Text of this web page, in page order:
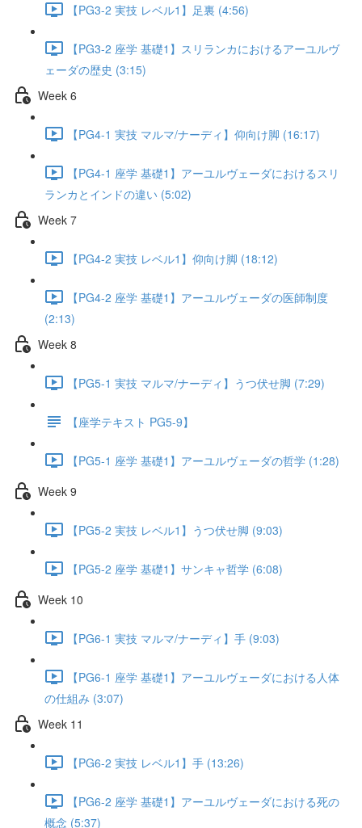
【PG3-2 実技 レベル1】足裏 (4:56)
【PG3-2 座学 基礎1】スリランカにおけるアーユルヴ
ェーダの歴史 (3:15)
Week 6
【PG4-1 実技 マルマ/ナーディ】仰向け脚 (16:17)
【PG4-1 座学 基礎1】アーユルヴェーダにおけるスリ
ランカとインドの違い (5:02)
Week 7
【PG4-2 実技 レベル1】仰向け脚 (18:12)
【PG4-2 座学 基礎1】アーユルヴェーダの医師制度
(2:13)
Week 8
【PG5-1 実技 マルマ/ナーディ】うつ伏せ脚 (7:29)
【座学テキスト PG5-9】
【PG5-1 座学 基礎1】アーユルヴェーダの哲学 (1:28)
Week 9
【PG5-2 実技 レベル1】うつ伏せ脚 (9:03)
【PG5-2 座学 基礎1】サンキャ哲学 (6:08)
Week 10
【PG6-1 実技 マルマ/ナーディ】手 (9:03)
【PG6-1 座学 基礎1】アーユルヴェーダにおける人体
の仕組み (3:07)
Week 11
【PG6-2 実技 レベル1】手 (13:26)
【PG6-2 座学 基礎1】アーユルヴェーダにおける死の
概念 (5:37)